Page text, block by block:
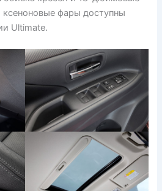
фары доступны
Ultimate.